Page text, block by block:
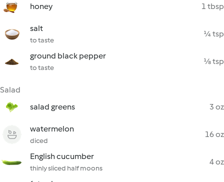
honey 1 tbsp
salt
to taste
¼ tsp
ground black pepper
to taste
⅛ tsp
Salad
salad greens
3 oz
watermelon
diced
16 oz
English cucumber
thinly sliced half moons
4 oz